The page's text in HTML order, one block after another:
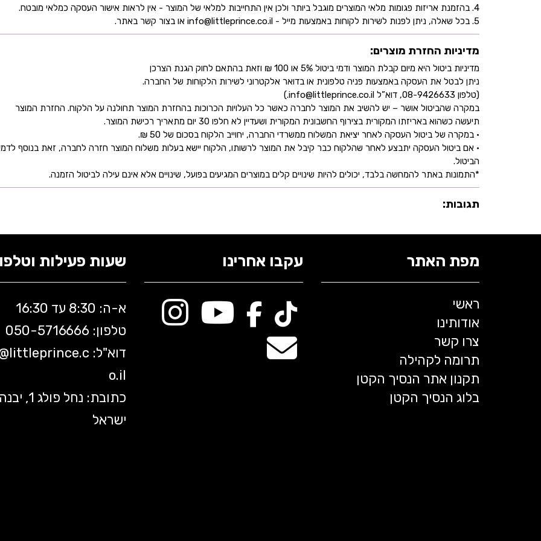
4. בהזמנת אריזות פגומות מלאי המוצרים מוגבל ביותר ולכן אין התחייבות למלאי של המוצר - אין לראות אישור העסקה כמלאי מובטח.
5. בכל שאלה, ניתן לפנות לשירות לקוחות באמצעות מייל - info@littleprince.co.il או בצור קשר באתר.
מדיניות החזרת מוצרים:
מדיניות ביטול היא מיום קבלת המוצר ודמי ביטול 5% או 100 ₪ וזאת בהתאם לחוק הגנת הצרכן
ניתן לבטל את העסקה באמצעות פניה טלפונית או בדואר אלקטרוני לשירות הלקוחות של החברה.
(טלפון 08-9426633, דוא”ל info@littleprince.co.il.)
במקרה שהביטול אושר – יש להשיב את המוצר לחברה כאשר כל העלויות הכרוכות בהחזרת המוצר תחולנה על הלקוח. החזרת המוצר
תיעשה כשהוא באריזתו המקורית בצירוף החשבונית המקורית ושעדיין לא חלפו 30 יום מתאריך רכישת המוצר.
• במקרה של ביטול העסקה לאחר יציאת המשלוח ממשרדי החברה, יחוייב הלקוח בסכום של 50 ₪.
• אם ביטול העסקה יתבצע לאחר שהלקוח כבר קיבל את המוצר לרשותו, הלקוח יישא בעלות משלוח המוצר חזרה לחברה, זאת בנוסף
הביטול.
*התמונות באתר להמחשה בלבד, יכולים להיות שינויים קלים במוצרים המגיעים בפועל, שינויים אלא אינם עילה לביטול הזמנה.
תגובות:
מפת האתר
ראשי
אודותינו
צרו קשר
תרומה לקהילה
תקנון אתר הנסיך הקטן
בלוג הנסיך הקטן
עקבו אחרינו שעות פעילות
א-ה: 8:30 עד 16:30
טלפון: 050-5 716666
דוא"ל: littleprince.c
o.il
כתובת: נחל פולג 1,
ישראל